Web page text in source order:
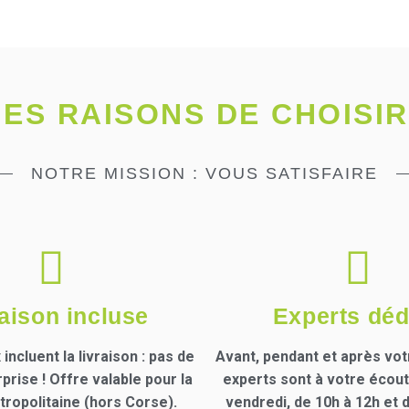
RAISONS DE
NOTRE MISSION : VOUS SATISFAIRE
incluse
la livraison : pas de
! Offre valable pour la
(hors Corse).
Experts
Avant, pendant et après
experts sont à votre
vendredi, de 10h à 12h et